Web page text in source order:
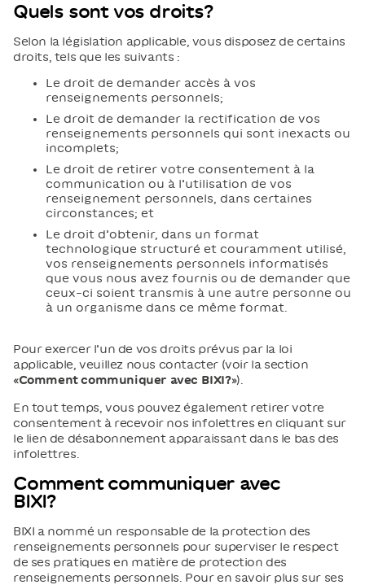
Quels sont vos droits?
Selon la législation applicable, vous disposez de certains
droits, tels que les suivants :
Le droit de demander accès à vos
renseignements personnels;
Le droit de demander la rectification de vos
renseignements personnels qui sont inexacts ou
incomplets;
Le droit de retirer votre consentement à la
communication ou à l’utilisation de vos
renseignement personnels, dans certaines
circonstances; et
Le droit d’obtenir, dans un format
technologique structuré et couramment utilisé,
vos renseignements personnels informatisés
que vous nous avez fournis ou de demander que
ceux-ci soient transmis à une autre personne ou
à un organisme dans ce même format.
Pour exercer l’un de vos droits prévus par la loi
applicable, veuillez nous contacter (voir la section
«Comment communiquer avec BIXI?»).
En tout temps, vous pouvez également retirer votre
consentement à recevoir nos infolettres en cliquant sur
le lien de désabonnement apparaissant dans le bas des
infolettres.
Comment communiquer avec
BIXI?
BIXI a nommé un responsable de la protection des
renseignements personnels pour superviser le respect
de ses pratiques en matière de protection des
renseignements personnels. Pour en savoir plus sur ses